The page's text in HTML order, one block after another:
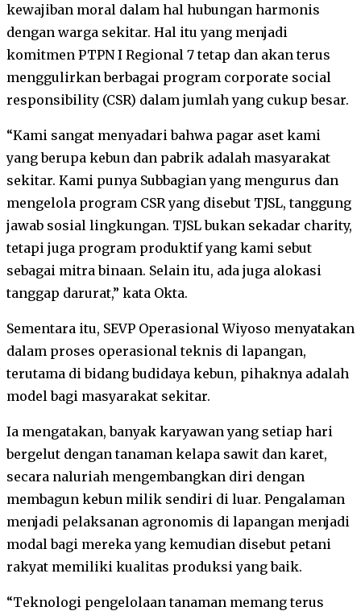
kewajiban moral dalam hal hubungan harmonis
dengan warga sekitar. Hal itu yang menjadi
komitmen PTPN I Regional 7 tetap dan akan terus
menggulirkan berbagai program corporate social
responsibility (CSR) dalam jumlah yang cukup besar.
“Kami sangat menyadari bahwa pagar aset kami
yang berupa kebun dan pabrik adalah masyarakat
sekitar. Kami punya Subbagian yang mengurus dan
mengelola program CSR yang disebut TJSL, tanggung
jawab sosial lingkungan. TJSL bukan sekadar charity,
tetapi juga program produktif yang kami sebut
sebagai mitra binaan. Selain itu, ada juga alokasi
tanggap darurat,” kata Okta.
Sementara itu, SEVP Operasional Wiyoso menyatakan
dalam proses operasional teknis di lapangan,
terutama di bidang budidaya kebun, pihaknya adalah
model bagi masyarakat sekitar.
Ia mengatakan, banyak karyawan yang setiap hari
bergelut dengan tanaman kelapa sawit dan karet,
secara naluriah mengembangkan diri dengan
membagun kebun milik sendiri di luar. Pengalaman
menjadi pelaksanan agronomis di lapangan menjadi
modal bagi mereka yang kemudian disebut petani
rakyat memiliki kualitas produksi yang baik.
“Teknologi pengelolaan tanaman memang terus